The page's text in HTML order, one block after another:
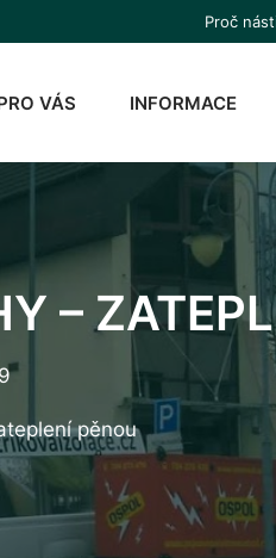
Proč
VÁS INFORMACE
–
pěnou